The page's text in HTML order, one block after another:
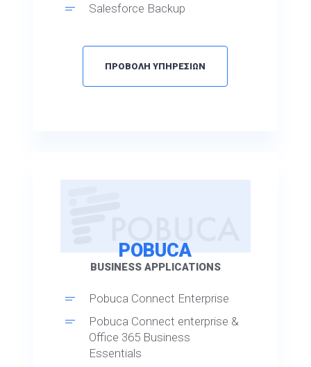
Salesforce Backup
Retention
Backup Exec
ΠΡΟΒΟΛΗ ΥΠΗΡΕΣΙΩΝ
POBUCA
BUSINESS APPLICATIONS
Pobuca Connect Enterprise
Pobuca Connect enterprise &
Office 365 Business
Essentials